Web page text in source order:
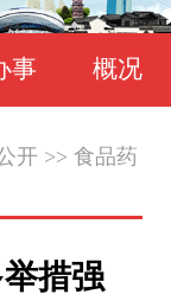
事 概况
开>> 食品药
措强